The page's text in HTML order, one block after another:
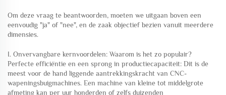
Om deze vraag te beantwoorden, moeten we uitgaan boven een
eenvoudig "ja" of "nee", en de zaak objectief bezien vanuit meerdere
dimensies.
I. Onvervangbare kernvoordelen: Waarom is het zo populair?
Perfecte efficiëntie en een sprong in productiecapaciteit: Dit is de
meest voor de hand liggende aantrekkingskracht van CNC-
wapeningsbuigmachines. Een machine van kleine tot middelgrote
afmeting kan per uur honderden of zelfs duizenden